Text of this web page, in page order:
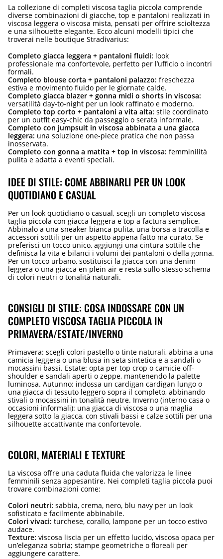
La collezione di completi viscosa taglia piccola comprende
diverse combinazioni di giacche, top e pantaloni realizzati in
viscosa leggera o viscosa mista, pensati per offrire scioltezza
e una silhouette elegante. Ecco alcuni modelli tipici che
troverai nelle boutique Stradivarius:
Completo giacca leggera + pantaloni fluidi: look
professionale ma confortevole, perfetto per l’ufficio o incontri
formali.
Completo blouse corta + pantaloni palazzo: freschezza
estiva e movimento fluido per le giornate calde.
Completo giacca blazer + gonna midi o shorts in viscosa:
versatilità day-to-night per un look raffinato e moderno.
Completo top corto + pantaloni a vita alta: stile coordinato
per un outfit easy-chic da passeggio o serata informale.
Completo con jumpsuit in viscosa abbinata a una giacca
leggera: una soluzione one-piece pratica che non passa
inosservata.
Completo con gonna a matita + top in viscosa: femminilità
pulita e adatta a eventi speciali.
IDEE DI STILE: COME ABBINARLI PER UN LOOK
QUOTIDIANO E CASUAL
Per un look quotidiano o casual, scegli un completo viscosa
taglia piccola con giacca leggera e top a factura semplice.
Abbinalo a una sneaker bianca pulita, una borsa a tracolla e
accessori sottili per un aspetto appena fatto ma curato. Se
preferisci un tocco unico, aggiungi una cintura sottile che
definisca la vita e bilanci i volumi dei pantaloni o della gonna.
Per un tocco urbano, sostituisci la giacca con una denim
leggera o una giacca en plein air e resta sullo stesso schema
di colori neutri o tonalità naturali.
CONSIGLI DI STILE: COSA INDOSSARE CON UN
COMPLETO VISCOSA TAGLIA PICCOLA IN
PRIMAVERA/ESTATE/INVERNO
Primavera: scegli colori pastello o tinte naturali, abbina a una
camicia leggera o una blusa in seta sintetica e a sandali o
mocassini bassi. Estate: opta per top crop o camicie off-
shoulder e sandali aperti o zeppe, mantenendo la palette
luminosa. Autunno: indossa un cardigan cardigan lungo o
una giacca di tessuto leggero sopra il completo, abbinando
stivali o mocassini in tonalità neutre. Inverno (interno casa o
occasioni informali): una giacca di viscosa o una maglia
leggera sotto la giacca, con stivali bassi e calze sottili per una
silhouette accattivante ma confortevole.
COLORI, MATERIALI E TEXTURE
La viscosa offre una caduta fluida che valorizza le linee
femminili senza appesantire. Nei completi taglia piccola puoi
trovare combinazioni come:
Colori neutri: sabbia, crema, nero, blu navy per un look
sofisticato e facilmente abbinabile.
Colori vivaci: turchese, corallo, lampone per un tocco estivo
audace.
Texture: viscosa liscia per un effetto lucido, viscosa opaca per
un’eleganza sobria; stampe geometriche o floreali per
aggiungere carattere.